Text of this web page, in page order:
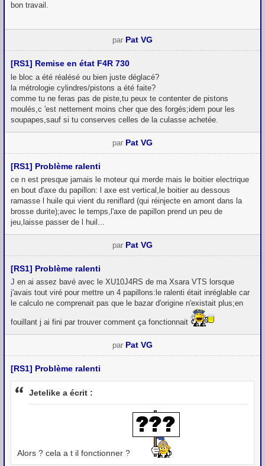
bon travail.
par Pat VG
[RS1] Remise en état F4R 730
le bloc a été réalésé ou bien juste déglacé?
la métrologie cylindres/pistons a été faite?
comme tu ne feras pas de piste,tu peux te contenter de pistons
moulés,c 'est nettement moins cher que des forgés;idem pour les
soupapes,sauf si tu conserves celles de la culasse achetée.
par Pat VG
[RS1] Problème ralenti
ce n est presque jamais le moteur qui merde mais le boitier electrique
en bout d'axe du papillon: l axe est vertical,le boitier au dessous
ramasse l huile qui vient du reniflard (qui réinjecte en amont dans la
brosse durite);avec le temps,l'axe de papillon prend un peu de
jeu,laisse passer de l huil...
par Pat VG
[RS1] Problème ralenti
J en ai assez bavé avec le XU10J4RS de ma Xsara VTS lorsque
j'avais tout viré pour mettre un 4 papillons:le ralenti était inréglable car
le calculo ne comprenait pas que le bazar d'origine n'existait plus;en
fouillant j ai fini par trouver comment ça fonctionnait
par Pat VG
[RS1] Problème ralenti
Jetelike a écrit :
Alors ? cela a t il fonctionner ?